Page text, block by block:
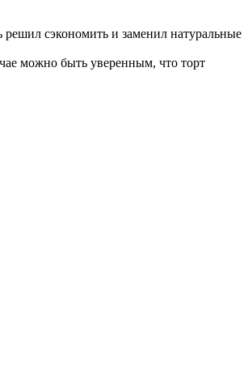
решил сэкономить и заменил натуральные
можно быть уверенным, что торт